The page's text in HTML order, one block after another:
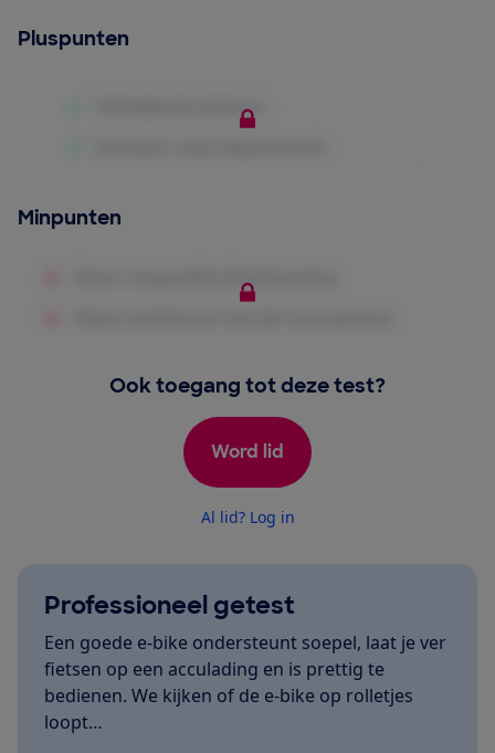
Pluspunten
Minpunten
Ook toegang tot deze test?
Word lid
Al lid? Log in
Professioneel getest
Een goede e-bike ondersteunt soepel, laat je ver
fietsen op een acculading en is prettig te
bedienen. We kijken of de e-bike op rolletjes
loopt…